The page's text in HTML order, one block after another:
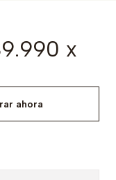
x
ahora